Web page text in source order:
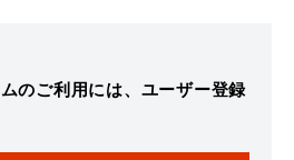
のご利用には、ユーザー登録